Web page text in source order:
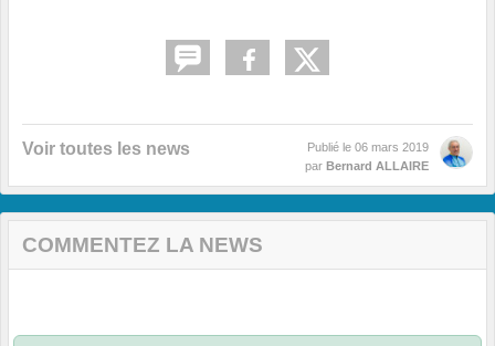
Voir toutes les news Publié le 06 mars 2019
par Bernard ALLAIRE
COMMENTEZ LA NEWS